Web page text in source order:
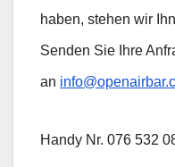
haben, stehen wir
Senden Sie Ihre
an
Handy Nr. 076 532